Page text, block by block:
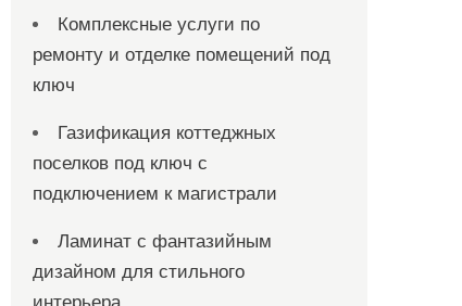
Комплексные услуги по
ремонту и отделке помещений под
ключ
Газификация коттеджных
поселков под ключ с
подключением к магистрали
Ламинат с фантазийным
дизайном для стильного